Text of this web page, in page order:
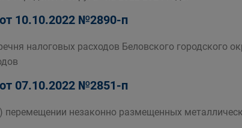
10.10.2022 №2890-п
налоговых расходов Беловского городского
07.10.2022 №2851-п
незаконно размещенных